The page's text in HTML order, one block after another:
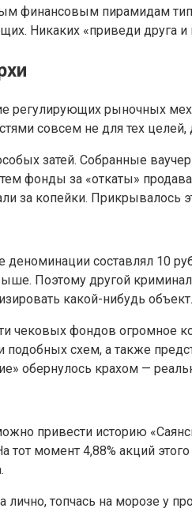
финансовым пирамидам
Никаких «приведи друга
регулирующих рыночных
совсем не для тех целей,
затей. Собранные
фонды за «откаты»
за копейки.
деноминации составлял 10
Поэтому другой
какой-нибудь
чековых фондов огромное
схем, а также
обернулось крахом —
привести историю
тот момент 4,88% акций
топчась на морозе у